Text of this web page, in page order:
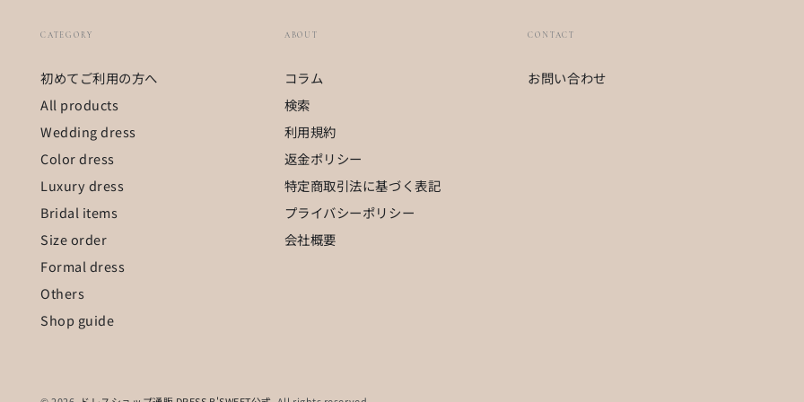
CATEGORY
初めてご利用の方へ
All products
Wedding dress
Color dress
Luxury dress
Bridal items
Size order
Formal dress
Others
Shop guide
ABOUT
コラム
検索
利用規約
返金ポリシー
特定商取引法に基づく表記
プライバシーポリシー
会社概要
CONTACT
お問い合わせ